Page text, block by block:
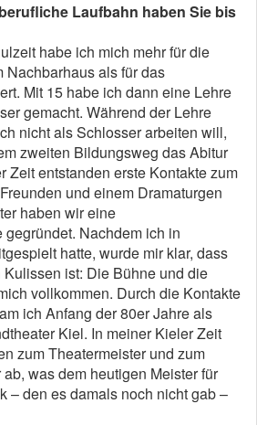
Laufbahn haben Sie bis
habe ich mich mehr für die
Nachbarhaus als für das
Mit 15 habe ich dann eine Lehre
gemacht. Während der Lehre
nicht als Schlosser arbeiten will,
zweiten Bildungsweg das Abitur
Zeit entstanden erste Kontakte zum
und einem Dramaturgen
haben wir eine
Nachdem ich in
hatte, wurde mir klar, dass
ist: Die Bühne und die
vollkommen. Durch die Kontakte
ich Anfang der 80er Jahre als
Kiel. In meiner Kieler Zeit
zum Theatermeister und zum
was dem heutigen Meister für
– den es damals noch nicht gab –